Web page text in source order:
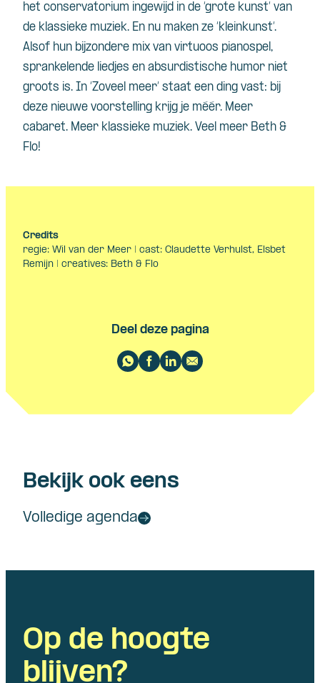
het conservatorium ingewijd in de ‘grote kunst’ van
de klassieke muziek. En nu maken ze ‘kleinkunst’.
Alsof hun bijzondere mix van virtuoos pianospel,
sprankelende liedjes en absurdistische humor niet
groots is. In ‘Zoveel meer’ staat een ding vast: bij
deze nieuwe voorstelling krijg je méér. Meer
cabaret. Meer klassieke muziek. Veel meer Beth &
Flo!
Credits
regie: Wil van der Meer | cast: Claudette Verhulst, Elsbet
Remijn | creatives: Beth & Flo
Deel deze pagina
Bekijk ook eens
Volledige agenda
Op de hoogte
blijven?